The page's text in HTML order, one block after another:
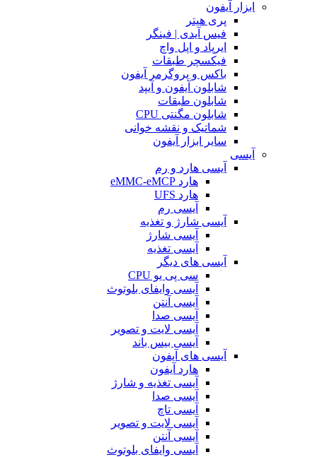
ابزار آیفون
پری هیتر
فیس آیدی | فینگر
ایرپاد و اپل واچ
فیکسچر طبقات
باکس و پروگرمر آیفون
شابلون آیفون و آیپد
شابلون طبقات
شابلون مگنتی CPU
شماتیک و نقشه خوانی
سایر ابزار آیفون
آیسی
آیسی هارد و رم
هارد eMMC-eMCP
هارد UFS
آیسی رم
آیسی شارژ و تغذیه
آیسی شارژ
آیسی تغذیه
آیسی های دیگر
سی پی یو CPU
آیسی وایفای بلوتوث
آیسی آنتن
آیسی صدا
آیسی لایت و تصویر
آیسی بیس باند
آیسی های آیفون
هارد آیفون
آیسی تغذیه و شارژ
آیسی صدا
آیسی تاچ
آیسی لایت و تصویر
آیسی آنتن
آیسی وایفای بلوتوث